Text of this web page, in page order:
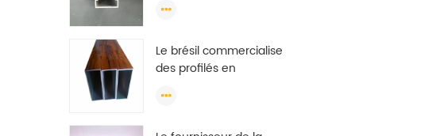
aluminium anodisé de
Le brésil commercialise
des profilés en
qualité pour l'extrusion